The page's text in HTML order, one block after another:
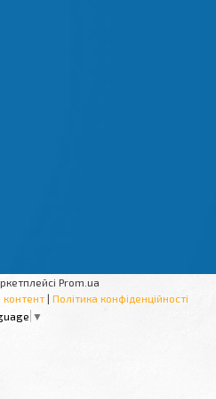
Prom.ua
| Політика конфіденційності
▼